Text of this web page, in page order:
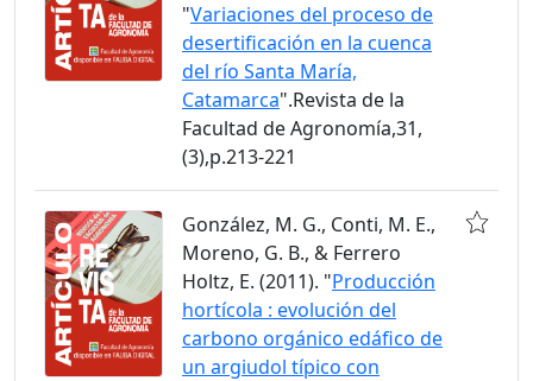
"Variaciones del proceso de
desertificación en la cuenca
del río Santa María,
Catamarca".Revista de la
Facultad de Agronomía,31,
(3),p.213-221
González, M. G., Conti, M. E.,
Moreno, G. B., & Ferrero
Holtz, E. (2011). "Producción
hortícola : evolución del
carbono orgánico edáfico de
un argiudol típico con